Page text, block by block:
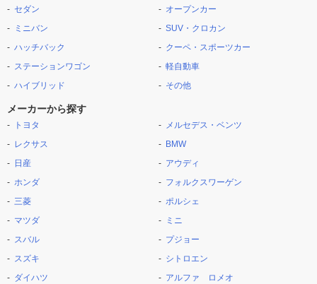
セダン
ミニバン
ハッチバック
ステーションワゴン
ハイブリッド
オープンカー
SUV・クロカン
クーペ・スポーツカー
軽自動車
その他
メーカーから探す
トヨタ
レクサス
日産
ホンダ
三菱
マツダ
スバル
スズキ
ダイハツ
メルセデス・ベンツ
BMW
アウディ
フォルクスワーゲン
ポルシェ
ミニ
プジョー
シトロエン
アルファ ロメオ